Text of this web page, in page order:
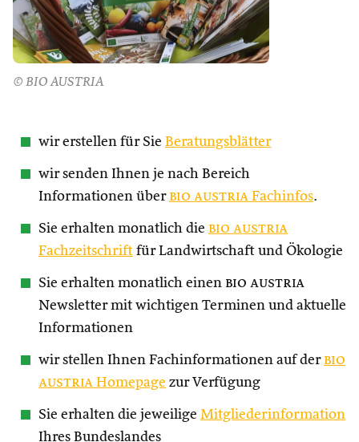
© BIO AUSTRIA
wir erstellen für Sie Beratungsblätter
wir senden Ihnen je nach Bereich
Informationen über bio austria Fachinfos.
Sie erhalten monatlich die bio austria
Fachzeitschrift für Landwirtschaft und Ökologie
Sie erhalten monatlich einen bio austria
Newsletter mit wichtigen Terminen und aktuelle
Informationen
wir stellen Ihnen Fachinformationen auf der bio
austria Homepage zur Verfügung
Sie erhalten die jeweilige Mitgliederinformation
Ihres Bundeslandes